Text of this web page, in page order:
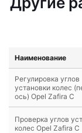
Наименование
Регулировка углов
установки колес
ось) Opel Zafira C
Проверка углов
колес Opel Zafira C